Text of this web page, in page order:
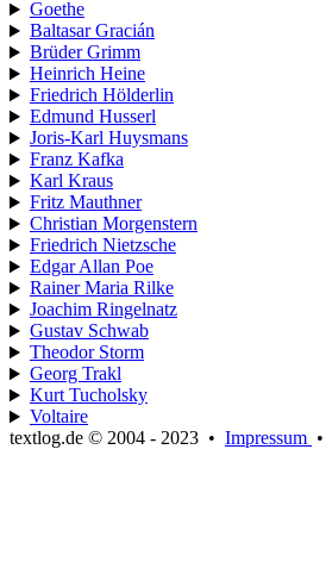
Goethe
Baltasar Gracián
Brüder Grimm
Heinrich Heine
Friedrich Hölderlin
Edmund Husserl
Joris-Karl Huysmans
Franz Kafka
Karl Kraus
Fritz Mauthner
Christian Morgenstern
Friedrich Nietzsche
Edgar Allan Poe
Rainer Maria Rilke
Joachim Ringelnatz
Gustav Schwab
Theodor Storm
Georg Trakl
Kurt Tucholsky
Voltaire
textlog.de © 2004 - 2023 • Impressum •